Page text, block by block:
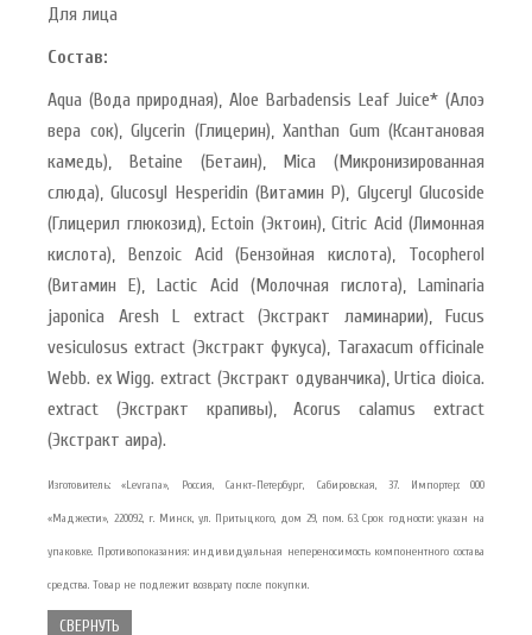
Для лица
Состав:
Aqua (Вода природная), Aloe Barbadensis Leaf Juice* (Алоэ
вера сок), Glycerin (Глицерин), Xanthan Gum (Ксантановая
камедь), Betaine (Бетаин), Mica (Микронизированная
слюда), Glucosyl Hesperidin (Витамин P), Glyceryl Glucoside
(Глицерил глюкозид), Ectoin (Эктоин), Citric Acid (Лимонная
кислота), Benzoic Acid (Бензойная кислота), Tocopherol
(Витамин E), Lactic Acid (Молочная rислота), Laminaria
japonica Aresh L extract (Экстракт ламинарии), Fucus
vesiculosus extract (Экстракт фукуса), Taraxacum officinale
Webb. ex Wigg. extract (Экстракт одуванчика), Urtica dioica.
extract (Экстракт крапивы), Acorus calamus extract
(Экстракт аира).
Изготовитель: «Levrana», Россия, Санкт-Петербург, Сабировская, 37. Импортер: ООО
«Маджести», 220092, г. Минск, ул. Притыцкого, дом 29, пом. 63. Срок годности: указан на
упаковке. Противопоказания: индивидуальная непереносимость компонентного состава
средства. Товар не подлежит возврату после покупки.
СВЕРНУТЬ